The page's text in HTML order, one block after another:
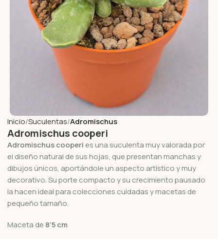
Inicio Suculentas Adromischus
Adromischus cooperi
Adromischus cooperi es una suculenta muy valorada por
el diseño natural de sus hojas, que presentan manchas y
dibujos únicos, aportándole un aspecto artístico y muy
decorativo. Su porte compacto y su crecimiento pausado
la hacen ideal para colecciones cuidadas y macetas de
pequeño tamaño.
Maceta de 8’5 cm